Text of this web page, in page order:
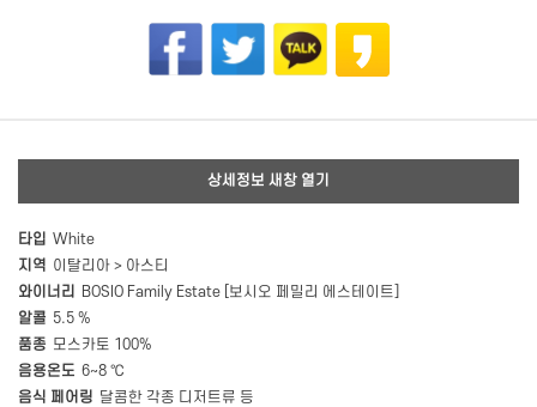
상세정보 새창 열기
타입 White
지역 이탈리아 > 아스티
와이너리
BOSIO Family Estate [보시오 페밀리 에스테이트]
알콜 5.5 %
품종 모스카토 100%
음용온도 6~8 ℃
음식 페어링 달콤한 각종 디저트류 등